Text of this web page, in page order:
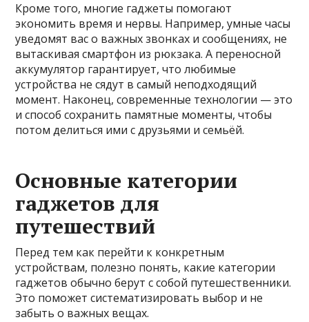
Кроме того, многие гаджеты помогают
экономить время и нервы. Например, умные часы
уведомят вас о важных звонках и сообщениях, не
вытаскивая смартфон из рюкзака. А переносной
аккумулятор гарантирует, что любимые
устройства не сядут в самый неподходящий
момент. Наконец, современные технологии — это
и способ сохранить памятные моменты, чтобы
потом делиться ими с друзьями и семьёй.
Основные категории
гаджетов для
путешествий
Перед тем как перейти к конкретным
устройствам, полезно понять, какие категории
гаджетов обычно берут с собой путешественники.
Это поможет систематизировать выбор и не
забыть о важных вещах.